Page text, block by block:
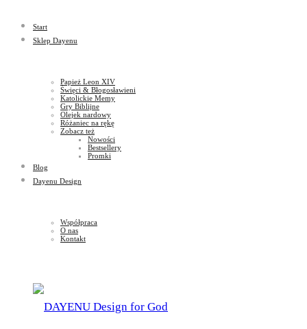
God
Start
Sklep Dayenu
Papież Leon XIV
Święci & Błogosławieni
Katolickie Memy
Gry Biblijne
Olejek nardowy
Różaniec na rękę
Zobacz też
Nowości
Bestsellery
Promki
Blog
Dayenu Design
Współpraca
O nas
Kontakt